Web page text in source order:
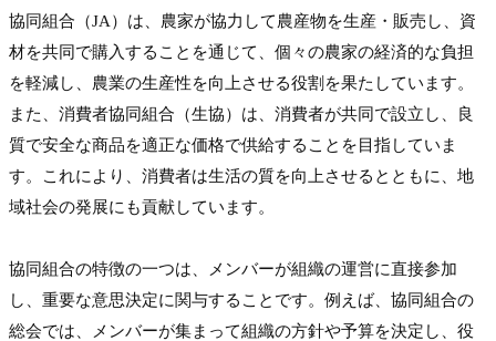
協同組合（JA）は、農家が協力して農産物を生産・販売し、資
材を共同で購入することを通じて、個々の農家の経済的な負担
を軽減し、農業の生産性を向上させる役割を果たしています。
また、消費者協同組合（生協）は、消費者が共同で設立し、良
質で安全な商品を適正な価格で供給することを目指していま
す。これにより、消費者は生活の質を向上させるとともに、地
域社会の発展にも貢献しています。
協同組合の特徴の一つは、メンバーが組織の運営に直接参加
し、重要な意思決定に関与することです。例えば、協同組合の
総会では、メンバーが集まって組織の方針や予算を決定し、役